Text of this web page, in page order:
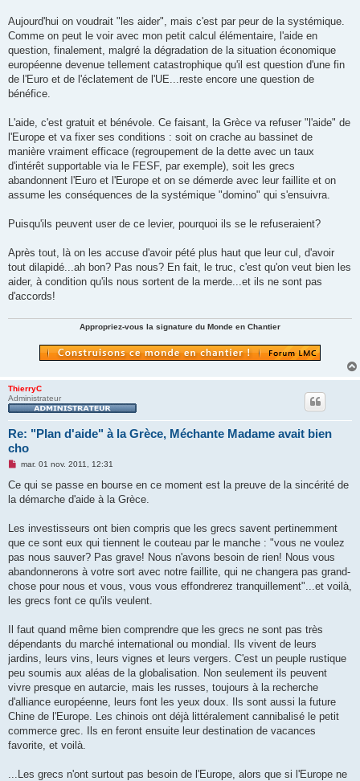
Aujourd'hui on voudrait "les aider", mais c'est par peur de la systémique.
Comme on peut le voir avec mon petit calcul élémentaire, l'aide en
question, finalement, malgré la dégradation de la situation économique
européenne devenue tellement catastrophique qu'il est question d'une fin
de l'Euro et de l'éclatement de l'UE...reste encore une question de
bénéfice.
L'aide, c'est gratuit et bénévole. Ce faisant, la Grèce va refuser "l'aide" de
l'Europe et va fixer ses conditions : soit on crache au bassinet de
manière vraiment efficace (regroupement de la dette avec un taux
d'intérêt supportable via le FESF, par exemple), soit les grecs
abandonnent l'Euro et l'Europe et on se démerde avec leur faillite et on
assume les conséquences de la systémique "domino" qui s'ensuivra.
Puisqu'ils peuvent user de ce levier, pourquoi ils se le refuseraient?
Après tout, là on les accuse d'avoir pété plus haut que leur cul, d'avoir
tout dilapidé...ah bon? Pas nous? En fait, le truc, c'est qu'on veut bien les
aider, à condition qu'ils nous sortent de la merde...et ils ne sont pas
d'accords!
Appropriez-vous la signature du Monde en Chantier
ThierryC
Administrateur
Re: "Plan d'aide" à la Grèce, Méchante Madame avait bien
cho
M
s
a
n
o
l
u
mar. 01 nov. 2011, 12:31
Ce qui se passe en bourse en ce moment est la preuve de la sincérité de
la démarche d'aide à la Grèce.
Les investisseurs ont bien compris que les grecs savent pertinemment
que ce sont eux qui tiennent le couteau par le manche : "vous ne voulez
pas nous sauver? Pas grave! Nous n'avons besoin de rien! Nous vous
abandonnerons à votre sort avec notre faillite, qui ne changera pas grand-
chose pour nous et vous, vous vous effondrerez tranquillement"...et voilà,
les grecs font ce qu'ils veulent.
Il faut quand même bien comprendre que les grecs ne sont pas très
dépendants du marché international ou mondial. Ils vivent de leurs
jardins, leurs vins, leurs vignes et leurs vergers. C'est un peuple rustique
peu soumis aux aléas de la globalisation. Non seulement ils peuvent
vivre presque en autarcie, mais les russes, toujours à la recherche
d'alliance européenne, leurs font les yeux doux. Ils sont aussi la future
Chine de l'Europe. Les chinois ont déjà littéralement cannibalisé le petit
commerce grec. Ils en feront ensuite leur destination de vacances
favorite, et voilà.
...Les grecs n'ont surtout pas besoin de l'Europe, alors que si l'Europe ne